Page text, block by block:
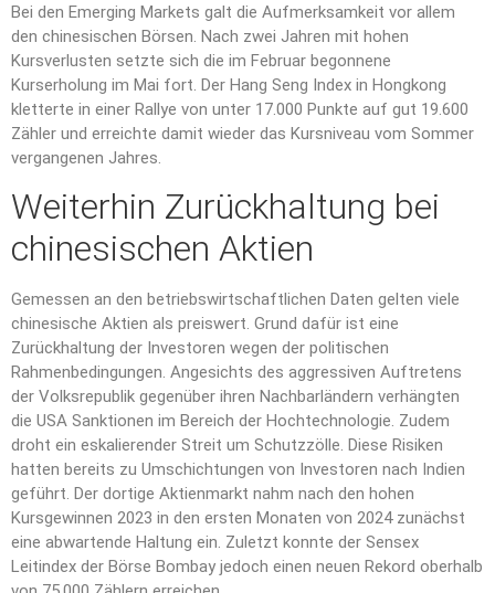
Bei den Emerging Markets galt die Aufmerksamkeit vor allem
den chinesischen Börsen. Nach zwei Jahren mit hohen
Kursverlusten setzte sich die im Februar begonnene
Kurserholung im Mai fort. Der Hang Seng Index in Hongkong
kletterte in einer Rallye von unter 17.000 Punkte auf gut 19.600
Zähler und erreichte damit wieder das Kursniveau vom Sommer
vergangenen Jahres.
Weiterhin Zurückhaltung bei
chinesischen Aktien
Gemessen an den betriebswirtschaftlichen Daten gelten viele
chinesische Aktien als preiswert. Grund dafür ist eine
Zurückhaltung der Investoren wegen der politischen
Rahmenbedingungen. Angesichts des aggressiven Auftretens
der Volksrepublik gegenüber ihren Nachbarländern verhängten
die USA Sanktionen im Bereich der Hochtechnologie. Zudem
droht ein eskalierender Streit um Schutzzölle. Diese Risiken
hatten bereits zu Umschichtungen von Investoren nach Indien
geführt. Der dortige Aktienmarkt nahm nach den hohen
Kursgewinnen 2023 in den ersten Monaten von 2024 zunächst
eine abwartende Haltung ein. Zuletzt konnte der Sensex
Leitindex der Börse Bombay jedoch einen neuen Rekord oberhalb